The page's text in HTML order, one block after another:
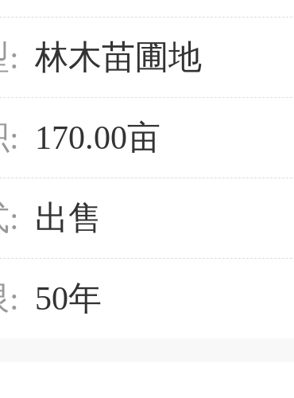
: 林木苗圃地
: 170.00亩
: 出售
: 50年